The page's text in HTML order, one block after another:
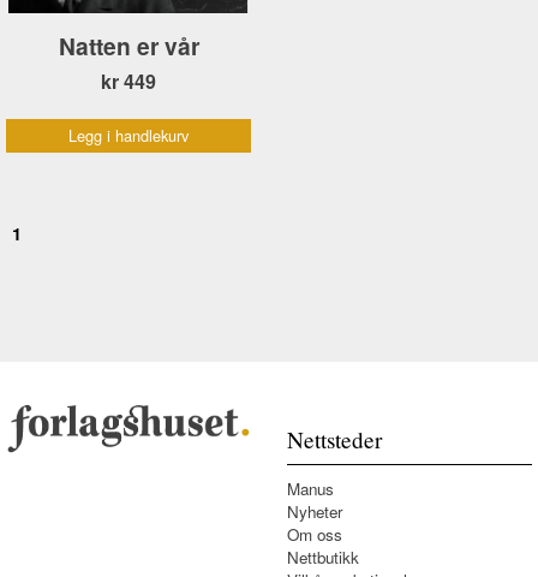
Natten er vår
kr 449
Legg i handlekurv
1
Nettsteder
Manus
Nyheter
Om oss
Nettbutikk